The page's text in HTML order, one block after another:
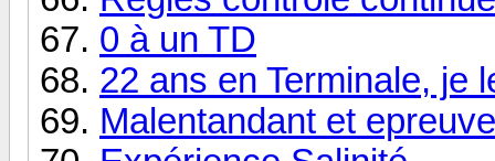
0 à un TD
22 ans en Terminale, je
Malentandant et